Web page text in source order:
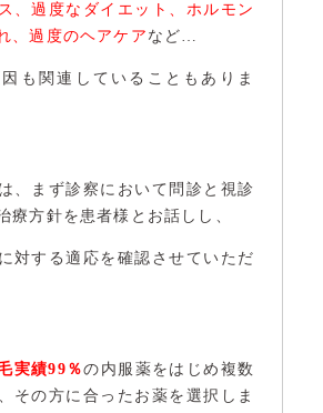
、過度なダイエット、ホルモン
、過度のヘアケア など…
も関連していることもありま
、まず診察において問診と視診
療方針を患者様とお話しし、
対する適応を確認させていただ
実績99％の内服薬をはじめ複数
その方に合ったお薬を選択しま